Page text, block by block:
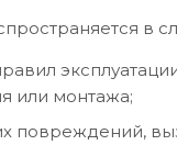
в
или монтажа;
повреждений,